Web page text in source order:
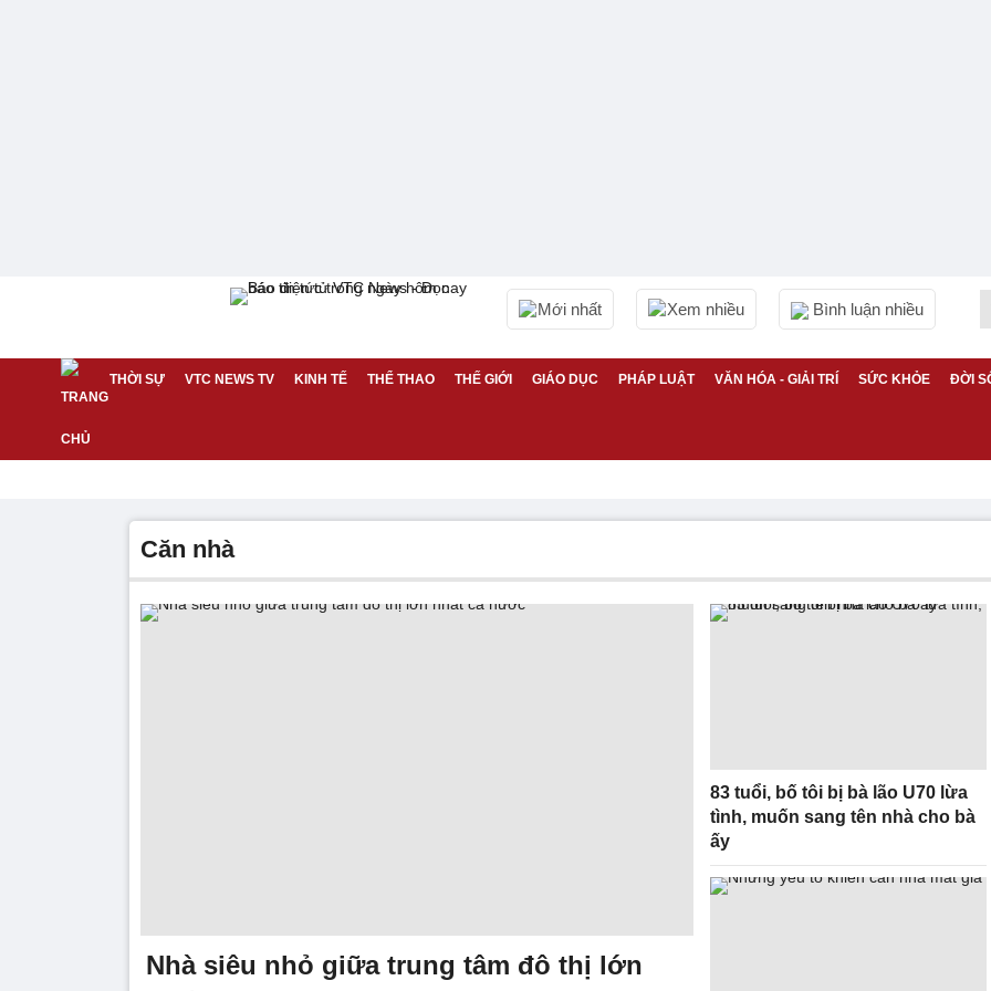
Mới nhất Xem nhiều Bình luận nhiều
THỜI SỰ VTC NEWS TV KINH TẾ THỂ THAO THẾ GIỚI GIÁO DỤC PHÁP LUẬT VĂN HÓA - GIẢI TRÍ SỨC KHỎE ĐỜI
căn nhà
Nhà siêu nhỏ giữa trung tâm đô thị lớn
83 tuổi, bố tôi bị bà lão U70 lừa
tình, muốn sang tên nhà cho bà
ấy